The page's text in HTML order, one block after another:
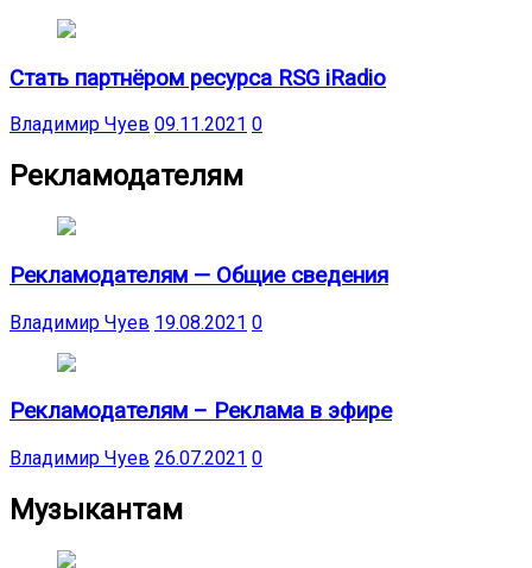
Стать партнёром ресурса RSG iRadio
Владимир Чуев 09.11.2021 0
Рекламодателям
Рекламодателям — Общие сведения
Владимир Чуев 19.08.2021 0
Рекламодателям – Реклама в эфире
Владимир Чуев 26.07.2021 0
Музыкантам